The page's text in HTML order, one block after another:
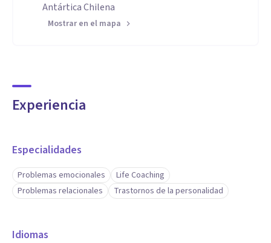
Antártica Chilena
Mostrar en el mapa
Experiencia
Especialidades
Problemas emocionales
Life Coaching
Problemas relacionales
Trastornos de la personalidad
Idiomas